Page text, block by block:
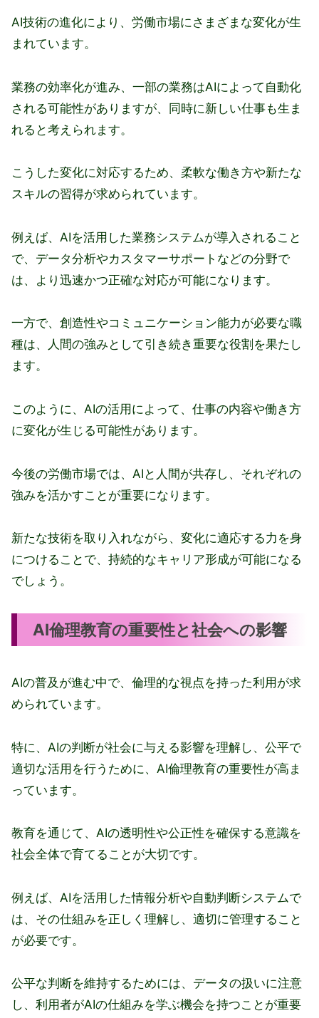
AI技術の進化により、労働市場にさまざまな変化が生
まれています。
業務の効率化が進み、一部の業務はAIによって自動化
される可能性がありますが、同時に新しい仕事も生ま
れると考えられます。
こうした変化に対応するため、柔軟な働き方や新たな
スキルの習得が求められています。
例えば、AIを活用した業務システムが導入されること
で、データ分析やカスタマーサポートなどの分野で
は、より迅速かつ正確な対応が可能になります。
一方で、創造性やコミュニケーション能力が必要な職
種は、人間の強みとして引き続き重要な役割を果たし
ます。
このように、AIの活用によって、仕事の内容や働き方
に変化が生じる可能性があります。
今後の労働市場では、AIと人間が共存し、それぞれの
強みを活かすことが重要になります。
新たな技術を取り入れながら、変化に適応する力を身
につけることで、持続的なキャリア形成が可能になる
でしょう。
AI倫理教育の重要性と社会への影響
AIの普及が進む中で、倫理的な視点を持った利用が求
められています。
特に、AIの判断が社会に与える影響を理解し、公平で
適切な活用を行うために、AI倫理教育の重要性が高ま
っています。
教育を通じて、AIの透明性や公正性を確保する意識を
社会全体で育てることが大切です。
例えば、AIを活用した情報分析や自動判断システムで
は、その仕組みを正しく理解し、適切に管理すること
が必要です。
公平な判断を維持するためには、データの扱いに注意
し、利用者がAIの仕組みを学ぶ機会を持つことが重要